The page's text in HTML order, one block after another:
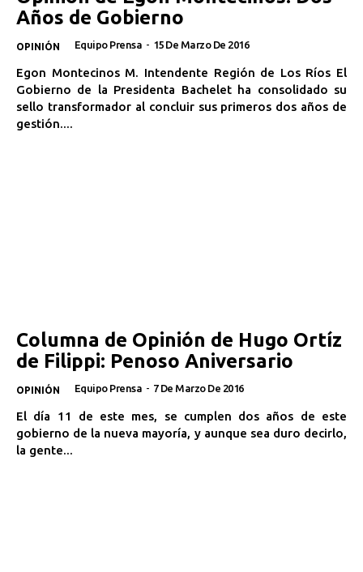
Años de Gobierno
OPINIÓN Equipo Prensa - 15 De Marzo De 2016
Egon Montecinos M. Intendente Región de Los Ríos El
Gobierno de la Presidenta Bachelet ha consolidado su
sello transformador al concluir sus primeros dos años de
gestión....
Columna de Opinión de Hugo Ortíz
de Filippi: Penoso Aniversario
OPINIÓN Equipo Prensa - 7 De Marzo De 2016
El día 11 de este mes, se cumplen dos años de este
gobierno de la nueva mayoría, y aunque sea duro decirlo,
la gente...